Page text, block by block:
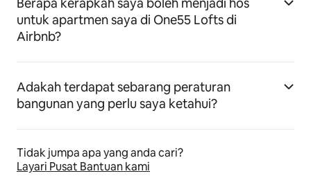
untuk apartmen saya di One55 Lofts di
Airbnb?
Adakah terdapat sebarang peraturan
bangunan yang perlu saya ketahui?
Tidak jumpa apa yang anda cari?
Layari Pusat Bantuan kami